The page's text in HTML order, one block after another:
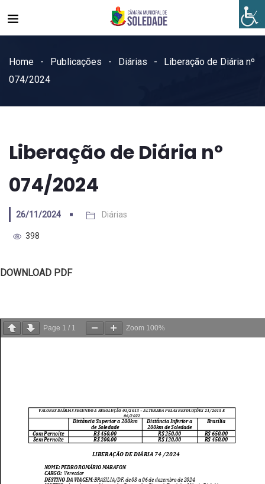
Home Publicações Diárias
Liberação de Diária nº
074/2024
Liberação de Diária nº
074/2024
26/11/2024 Diárias
398
DOWNLOAD PDF
Page 1 / 1 Zoom 100%